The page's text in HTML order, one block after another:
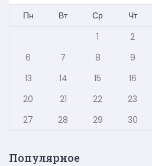
Пн
Вт Ср Чт
1
2
6
7 8 9
13
14 15 16
20
21 22 23
27
28 29 30
Популярное